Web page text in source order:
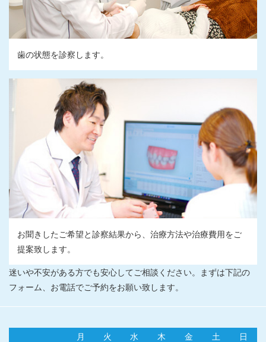
歯の状態を診察します。
お聞きしたご希望と診察結果から、治療方法や治療費用をご
提案致します。
迷いや不安がある方でも安心してご相談ください。まずは下記の
フォーム、お電話でご予約をお願い致します。
月 火 水 木 金 土
日